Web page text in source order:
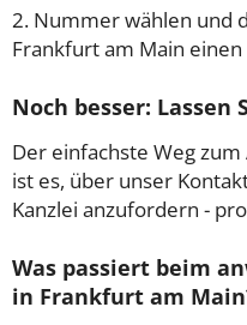
2. Nummer wählen und
Frankfurt am Main
Noch besser: Lassen
Der einfachste Weg
ist es, über unser
Kanzlei anzufordern -
Was passiert beim
in Frankfurt am